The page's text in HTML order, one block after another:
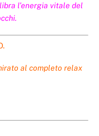
l’energia vitale del
al completo relax